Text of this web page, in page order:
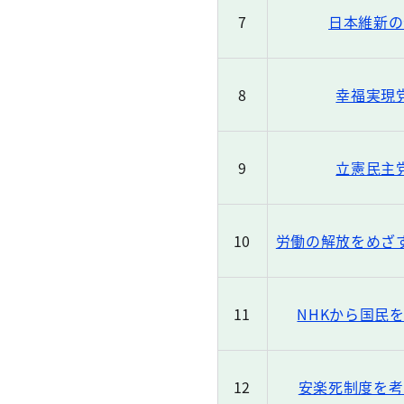
7 日本維新
8 幸福実現
9 立憲民主
10 労働の解放をめざ
11 NHKから国民
12 安楽死制度を